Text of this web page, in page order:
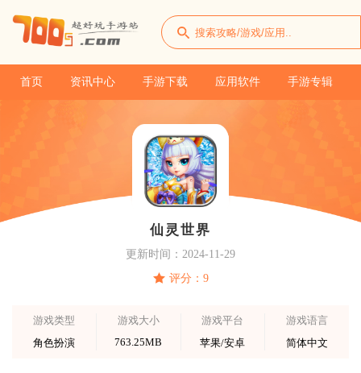
首页 资讯中心 手游下载 应用软件 手游专辑
仙灵世界
更新时间：2024-11-29
评分：9
游戏类型
角色扮演
游戏大小
763.25MB
游戏平台
苹果/安卓
游戏语言
简体中文